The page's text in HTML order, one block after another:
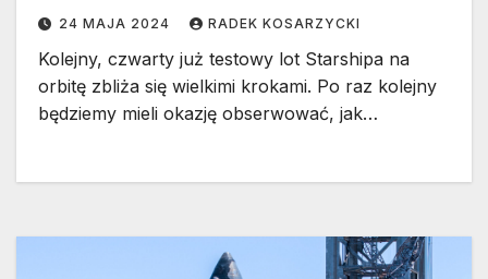
24 MAJA 2024 RADEK KOSARZYCKI
Kolejny, czwarty już testowy lot Starshipa na
orbitę zbliża się wielkimi krokami. Po raz kolejny
będziemy mieli okazję obserwować, jak…